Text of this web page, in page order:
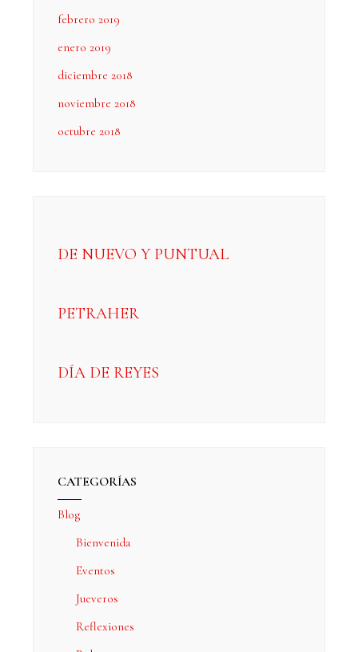
febrero 2019
enero 2019
diciembre 2018
noviembre 2018
octubre 2018
DE NUEVO Y PUNTUAL
PETRAHER
DÍA DE REYES
CATEGORÍAS
Blog
Bienvenida
Eventos
Jueveros
Reflexiones